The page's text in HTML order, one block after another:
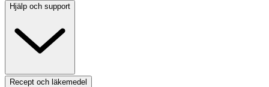
Hjälp och support
Recept och läkemedel